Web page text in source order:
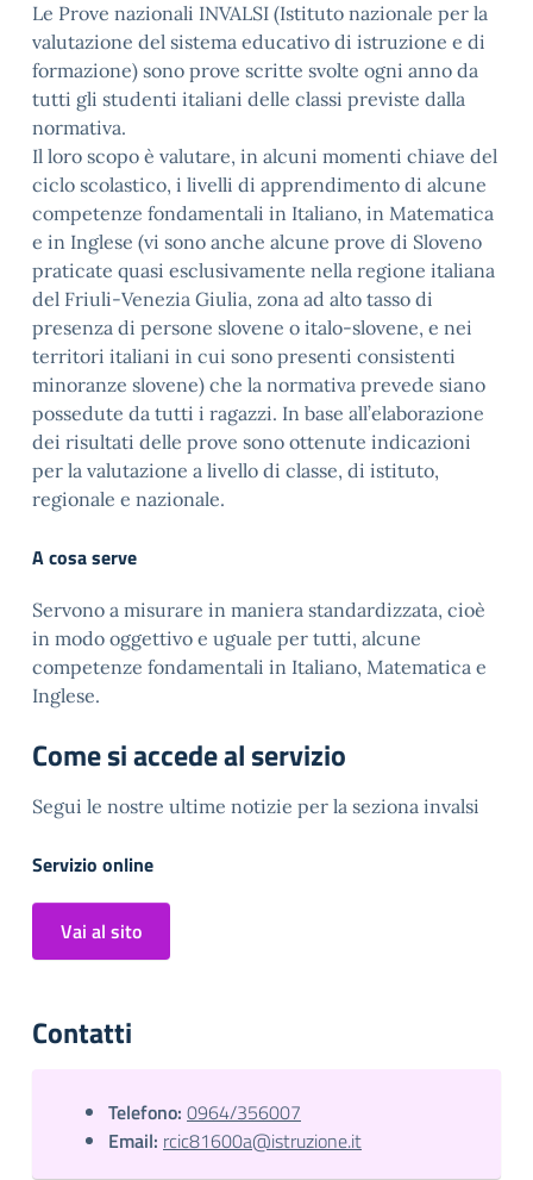
Le Prove nazionali INVALSI (Istituto nazionale per la
valutazione del sistema educativo di istruzione e di
formazione) sono prove scritte svolte ogni anno da
tutti gli studenti italiani delle classi previste dalla
normativa.
Il loro scopo è valutare, in alcuni momenti chiave del
ciclo scolastico, i livelli di apprendimento di alcune
competenze fondamentali in Italiano, in Matematica
e in Inglese (vi sono anche alcune prove di Sloveno
praticate quasi esclusivamente nella regione italiana
del Friuli-Venezia Giulia, zona ad alto tasso di
presenza di persone slovene o italo-slovene, e nei
territori italiani in cui sono presenti consistenti
minoranze slovene) che la normativa prevede siano
possedute da tutti i ragazzi. In base all’elaborazione
dei risultati delle prove sono ottenute indicazioni
per la valutazione a livello di classe, di istituto,
regionale e nazionale.
A cosa serve
Servono a misurare in maniera standardizzata, cioè
in modo oggettivo e uguale per tutti, alcune
competenze fondamentali in Italiano, Matematica e
Inglese.
Come si accede al servizio
Segui le nostre ultime notizie per la seziona invalsi
Servizio online
Vai al sito
Contatti
Telefono: 0964/356007
Email: rcic81600a@istruzione.it